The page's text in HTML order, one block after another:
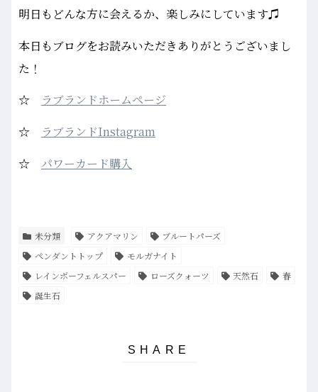
明日もどんな方に会えるか、楽しみにしています♫
本日もブログをお読みいただきありがとうございまし
た！
☆
ラブランドホームページ
☆
ラブランドInstagram
☆ パワーカード購入
未分類 アクアマリン
ブルートパーズ
ペンダントトップ
モルガナイト
レインボーフェルスパー
ローズクォーツ 天然石
春
誕生石